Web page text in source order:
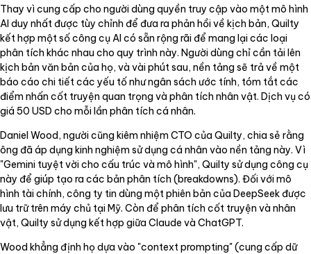
Thay vì cung cấp cho người dùng quyền truy cập vào một mô hình
AI duy nhất được tùy chỉnh để đưa ra phản hồi về kịch bản, Quilty
kết hợp một số công cụ AI có sẵn rộng rãi để mang lại các loại
phân tích khác nhau cho quy trình này. Người dùng chỉ cần tải lên
kịch bản văn bản của họ, và vài phút sau, nền tảng sẽ trả về một
báo cáo chi tiết các yếu tố như ngân sách ước tính, tóm tắt các
điểm nhấn cốt truyện quan trọng và phân tích nhân vật. Dịch vụ có
giá 50 USD cho mỗi lần phân tích cá nhân.
Daniel Wood, người cũng kiêm nhiệm CTO của Quilty, chia sẻ rằng
ông đã áp dụng kinh nghiệm sử dụng cá nhân vào nền tảng này. Vì
"Gemini tuyệt vời cho cấu trúc và mô hình", Quilty sử dụng công cụ
này để giúp tạo ra các bản phân tích (breakdowns). Đối với mô
hình tài chính, công ty tin dùng một phiên bản của DeepSeek được
lưu trữ trên máy chủ tại Mỹ. Còn để phân tích cốt truyện và nhân
vật, Quilty sử dụng kết hợp giữa Claude và ChatGPT.
Wood khẳng định họ dựa vào "context prompting" (cung cấp dữ